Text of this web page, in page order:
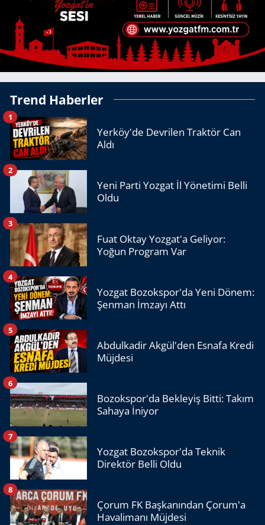
Trend Haberler
Yerköy'de Devrilen Traktör Can
Aldı
1
Yeni Parti Yozgat İl Yönetimi Belli
Oldu
2
Fuat Oktay Yozgat'a Geliyor:
Yoğun Program Var
3
Yozgat Bozokspor'da Yeni Dönem:
Şenman İmzayı Attı
4
Abdulkadir Akgül'den Esnafa Kredi
Müjdesi
5
Bozokspor'da Bekleyiş Bitti: Takım
Sahaya İniyor
6
Yozgat Bozokspor'da Teknik
Direktör Belli Oldu
7
Çorum FK Başkanından Çorum'a
Havalimanı Müjdesi
8